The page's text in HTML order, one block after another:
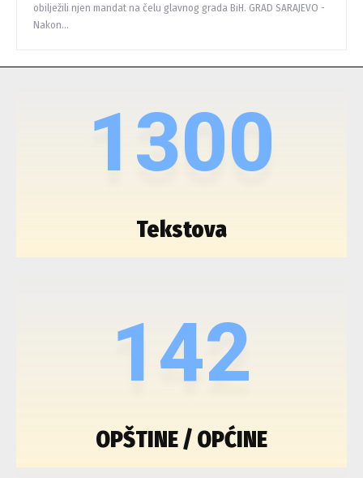
obilježili njen mandat na čelu glavnog grada BiH. GRAD SARAJEVO -
Nakon...
1300
Tekstova
142
OPŠTINE / OPĆINE